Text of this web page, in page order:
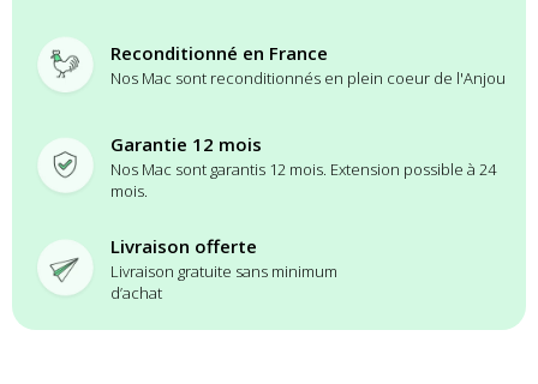
Reconditionné en France
Nos Mac sont reconditionnés en plein coeur de l'Anjou
Garantie 12 mois
Nos Mac sont garantis 12 mois. Extension possible à 24
mois.
Livraison offerte
Livraison gratuite sans minimum
d’achat